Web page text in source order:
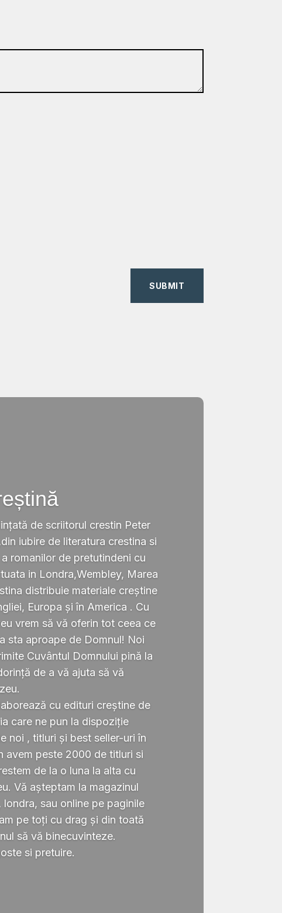
SUBMIT
de scriitorul crestin Peter
iubire de literatura crestina si
romanilor de pretutindeni cu
in Londra,Wembley, Marea
distribuie materiale creștine
Europa și în America . Cu
vrem să vă oferin tot ceea ce
sta aproape de Domnul! Noi
Cuvântul Domnului pină la
de a vă ajuta să vă
cu edituri creștine de
care ne pun la dispoziție
noi , titluri și best seller-uri în
avem peste 2000 de titluri si
de la o luna la alta cu
Vă așteptam la magazinul
sau online pe paginile
pe toți cu drag și din toată
să vă binecuvinteze.
si pretuire.